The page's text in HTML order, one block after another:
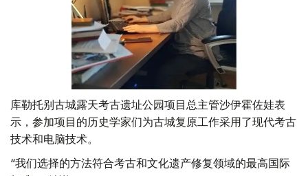
库勒托别古城露天考古遗址公园项目总主管沙伊霍佐娃表
示，参加项目的历史学家们为古城复原工作采用了现代考古
技术和电脑技术。
“我们选择的方法符合考古和文化遗产修复领域的最高国际